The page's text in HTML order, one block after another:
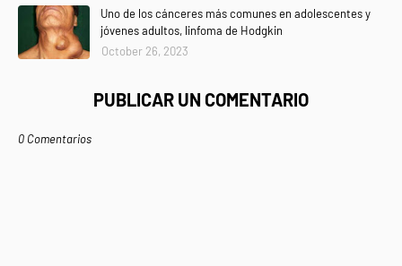
Uno de los cánceres más comunes en adolescentes y
jóvenes adultos, linfoma de Hodgkin
October 26, 2023
PUBLICAR UN COMENTARIO
0 Comentarios